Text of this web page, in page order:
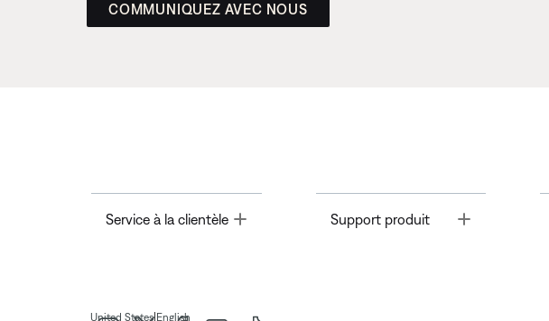
COMMUNIQUEZ AVEC NOUS
Service à la clientèle Toggle Support produit
United States| English